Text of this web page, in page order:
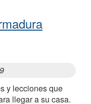
y lecciones que
llegar a su casa.